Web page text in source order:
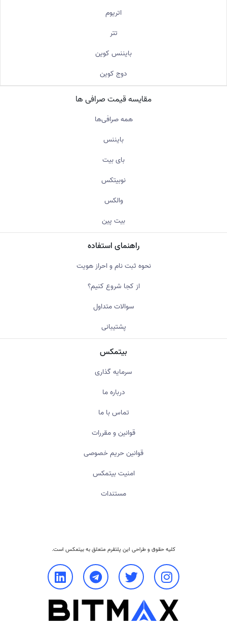
اتریوم
تتر
بایننس کوین
دوج کوین
مقایسه قیمت صرافی ها
همه صرافی‌ها
بایننس
بای بیت
نوبیتکس
والکس
بیت پین
راهنمای استفاده
نحوه ثبت نام و احراز هویت
از کجا شروع کنیم؟
سوالات متداول
پشتیبانی
بیتمکس
سرمایه گذاری
درباره ما
تماس با ما
قوانین و مقررات
قوانین حریم خصوصی
امنیت بیتمکس
مستندات
کلیه حقوق و طراحی این پلتفرم متعلق بهبیتمکس است.